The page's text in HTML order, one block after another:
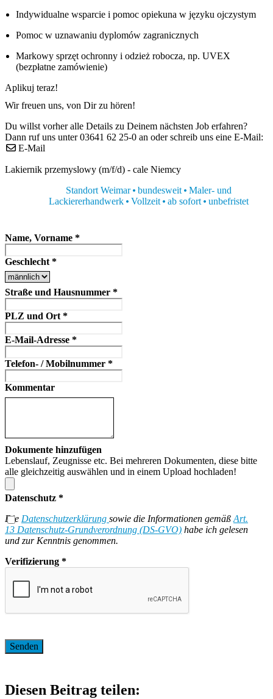
Indywidualne wsparcie i pomoc opiekuna w języku ojczystym
Pomoc w uznawaniu dyplomów zagranicznych
Markowy sprzęt ochronny i odzież robocza, np. UVEX
(bezpłatne zamówienie)
Aplikuj teraz!
Wir freuen uns, von Dir zu hören!
Du willst vorher alle Details zu Deinem nächsten Job erfahren?
Dann ruf uns unter 03641 62 25-0 an oder schreib uns eine E-Mail:
E-Mail
Lakiernik przemyslowy (m/f/d) - cale Niemcy
Standort Weimar
bundesweit
Maler- und
Lackiererhandwerk
Vollzeit ab sofort unbefristet
Name, Vorname *
Geschlecht *
Straße und Hausnummer *
PLZ und Ort *
E-Mail-Adresse *
Telefon- / Mobilnummer *
Kommentar
Dokumente hinzufügen
Lebenslauf, Zeugnisse etc. Bei mehreren Dokumenten, diese bitte
alle gleichzeitig auswählen und in einem Upload hochladen!
Datenschutz *
Die Datenschutzerklärung sowie die Informationen gemäß Art.
13 Datenschutz-Grundverordnung (DS-GVO) habe ich gelesen
und zur Kenntnis genommen.
Verifizierung *
Diesen Beitrag teilen: